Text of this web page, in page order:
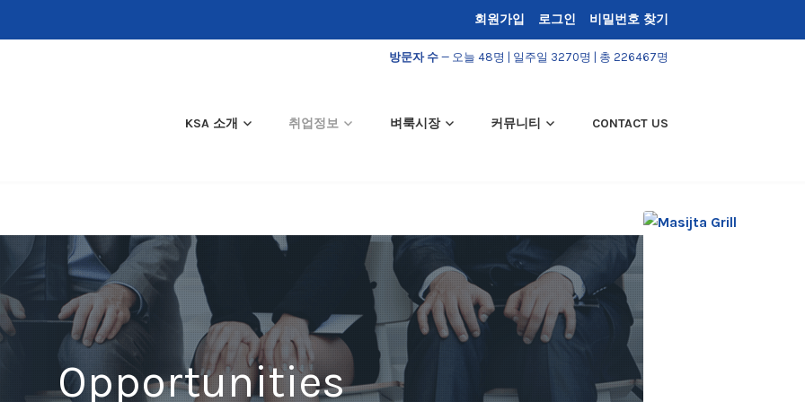
회원가입 로그인 비밀번호 찾기
방문자 수 — 오늘 48명 | 일주일 3270명 | 총 226467명
KSA 소개 취업정보 벼룩시장 커뮤니티 CONTACT US
Opportunities